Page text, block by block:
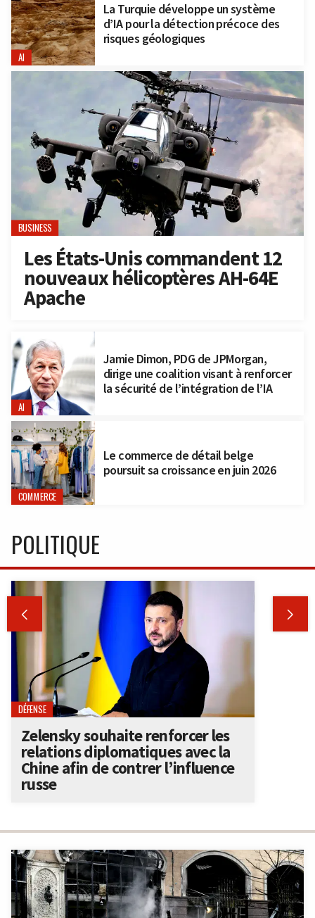
AI
La Turquie développe un système
d’IA pour la détection précoce des
risques géologiques
BUSINESS
Les États-Unis commandent 12
nouveaux hélicoptères AH-64E
Apache
AI
Jamie Dimon, PDG de JPMorgan,
dirige une coalition visant à renforcer
la sécurité de l’intégration de l’IA
COMMERCE
Le commerce de détail belge
poursuit sa croissance en juin 2026
POLITIQUE
 
DÉFENSE
Zelensky souhaite renforcer les
relations diplomatiques avec la
Chine afin de contrer l’influence
russe